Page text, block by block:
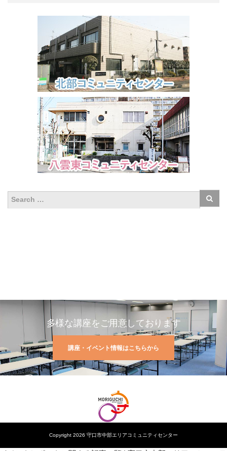
多様な講座をご用意しております
講座・イベント情報はこちらから
Copyright 2026 守口市中部エリアコミュニティセンター